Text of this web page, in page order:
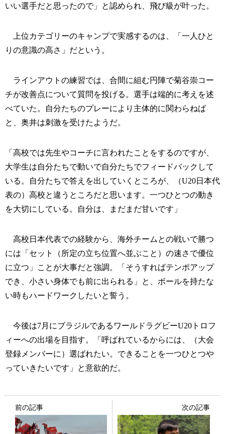
いい選手だと思ったので」と認められ、飛び級が叶った。
上位カテゴリーのキャンプで実感するのは、「一人ひと
りの意識の高さ」だという。
ラインアウトの練習では、合間に組む円陣で菊谷崇コー
チが改善点について質問を投げる。選手は端的に考えを述
べていた。自分たちのプレーにより主体的に関わらねば
と、奥井は刺激を受けたようだ。
「高校では先生やコーチに言われたことをするのですが、
大学生は自分たちで動いで自分たちでフィードバックして
いる。自分たちで答えを出していくところが、（U20日本代
表の）高校と違うところだと思います。一つひとつの動き
を大切にしている。自分は、まだまだ甘いです」
高校日本代表での経験から、海外チームとの戦いで勝つ
には「セット（所定の立ち位置へ並ぶこと）の速さで優位
に立つ」ことが大事だと強調。「そうすればテンポアップ
でき、小さい身体でも前に出られる」と、ボールを持たな
い時もハードワークしたいと誓う。
今後は7月にブラジルであるワールドラグビーU20トロフ
ィーへの出場を目指す。「呼ばれているからには、（大会
登録メンバーに）選ばれたい。できることを一つひとつや
っていきたいです」と意欲的だ。
前の記事 次の記事